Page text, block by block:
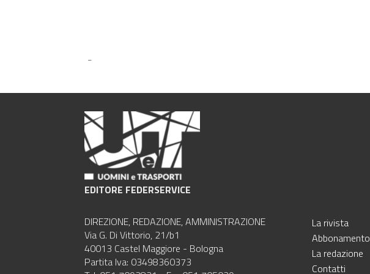
-
EDITORE FEDERSERVICE
DIREZIONE, REDAZIONE, AMMINISTRAZIONE
Via G. Di Vittorio, 21/b1
40013 Castel Maggiore - Bologna
Partita Iva: 03498360373
La rivista
Abbonamento
La redazione
Contatti